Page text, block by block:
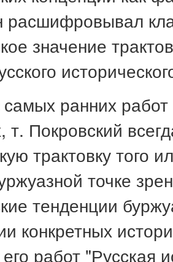
расшифровывал
значение
ранних
т. Покровский
трактовку того
точке
тенденции
конкретных
работ "Русская